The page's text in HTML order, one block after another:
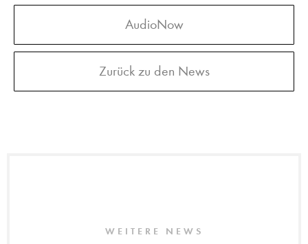
AudioNow
Zurück zu den News
WEITERE NEWS